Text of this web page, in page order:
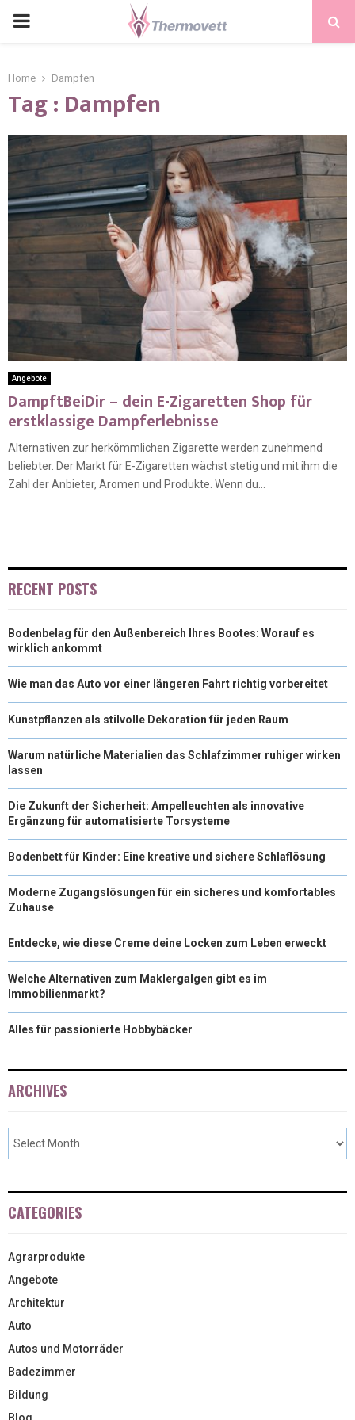
PRIMARY
Home Dampfen
Tag : Dampfen
Angebote
DampftBeiDir – dein E-Zigaretten Shop für
erstklassige Dampferlebnisse
Alternativen zur herkömmlichen Zigarette werden zunehmend
beliebter. Der Markt für E-Zigaretten wächst stetig und mit ihm die
Zahl der Anbieter, Aromen und Produkte. Wenn du...
RECENT POSTS
Bodenbelag für den Außenbereich Ihres Bootes: Worauf es
wirklich ankommt
Wie man das Auto vor einer längeren Fahrt richtig vorbereitet
Kunstpflanzen als stilvolle Dekoration für jeden Raum
Warum natürliche Materialien das Schlafzimmer ruhiger wirken
lassen
Die Zukunft der Sicherheit: Ampelleuchten als innovative
Ergänzung für automatisierte Torsysteme
Bodenbett für Kinder: Eine kreative und sichere Schlaflösung
Moderne Zugangslösungen für ein sicheres und komfortables
Zuhause
Entdecke, wie diese Creme deine Locken zum Leben erweckt
Welche Alternativen zum Maklergalgen gibt es im
Immobilienmarkt?
Alles für passionierte Hobbybäcker
ARCHIVES
CATEGORIES
Agrarprodukte
Angebote
Architektur
Auto
Autos und Motorräder
Badezimmer
Bildung